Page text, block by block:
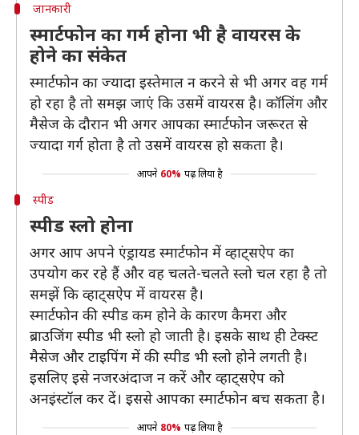
जानकारी
स्मार्टफोन का गर्म होना भी है वायरस के
होने का संकेत
स्मार्टफोन का ज्यादा इस्तेमाल न करने से भी अगर वह गर्म
हो रहा है तो समझ जाएं कि उसमें वायरस है। कॉलिंग और
मैसेज के दौरान भी अगर आपका स्मार्टफोन जरूरत से
ज्यादा गर्ग होता है तो उसमें वायरस हो सकता है।
आपने 60% पढ़ लिया है
स्पीड
स्पीड स्लो होना
अगर आप अपने एंड्रायड स्मार्टफोन में व्हाट्सऐप का
उपयोग कर रहे हैं और वह चलते-चलते स्लो चल रहा है तो
समझें कि व्हाट्सऐप में वायरस है।
स्मार्टफोन की स्पीड कम होने के कारण कैमरा और
ब्राउजिंग स्पीड भी स्लो हो जाती है। इसके साथ ही टेक्स्ट
मैसेज और टाइपिंग में की स्पीड भी स्लो होने लगती है।
इसलिए इसे नजरअंदाज न करें और व्हाट्सऐप को
अनइंस्टॉल कर दें। इससे आपका स्मार्टफोन बच सकता है।
आपने 80% पढ़ लिया है